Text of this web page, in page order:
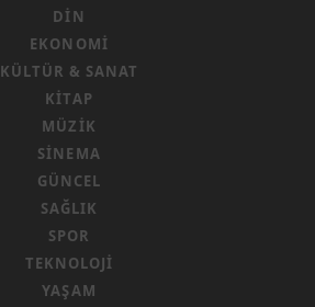
DIN
EKONOMI
KÜLTÜR & SANAT
KITAP
MÜZIK
SINEMA
GÜNCEL
SAĞLIK
SPOR
TEKNOLOJI
YAŞAM